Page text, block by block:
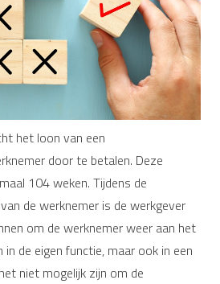
het loon van een
door te betalen. Deze
104 weken. Tijdens de
de werknemer is de werkgever
om de werknemer weer aan het
de eigen functie, maar ook in een
niet mogelijk zijn om de